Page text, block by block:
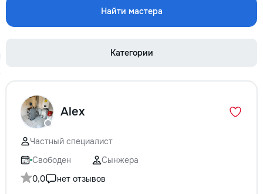
Найти мастера
Категории
Alex
Частный специалист
Свободен
Сынжера
0,0
нет отзывов